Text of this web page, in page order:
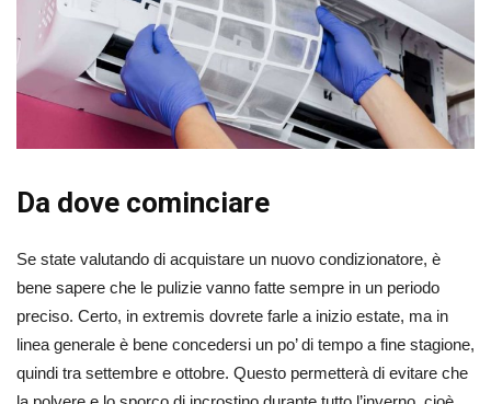
Da dove cominciare
Se state valutando di acquistare un nuovo condizionatore, è
bene sapere che le pulizie vanno fatte sempre in un periodo
preciso. Certo, in extremis dovrete farle a inizio estate, ma in
linea generale è bene concedersi un po’ di tempo a fine stagione,
quindi tra settembre e ottobre. Questo permetterà di evitare che